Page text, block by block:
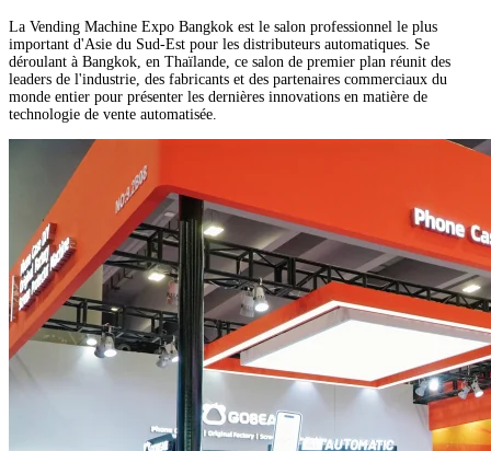
La Vending Machine Expo Bangkok est le salon professionnel le plus
important d'Asie du Sud-Est pour les distributeurs automatiques. Se
déroulant à Bangkok, en Thaïlande, ce salon de premier plan réunit des
leaders de l'industrie, des fabricants et des partenaires commerciaux du
monde entier pour présenter les dernières innovations en matière de
technologie de vente automatisée.